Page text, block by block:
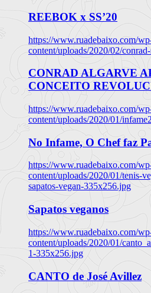
REEBOK x SS’20
https://www.ruadebaixo.com/
content/uploads/2020/02/
CONRAD ALGARVE
CONCEITO
https://www.ruadebaixo.com/
content/uploads/2020/01/
No Infame, O Chef faz
https://www.ruadebaixo.com/
content/uploads/2020/01/tenis-
sapatos-vegan-335x256.jpg
Sapatos veganos
https://www.ruadebaixo.com/
content/uploads/2020/01/
1-335x256.jpg
CANTO de José Avillez